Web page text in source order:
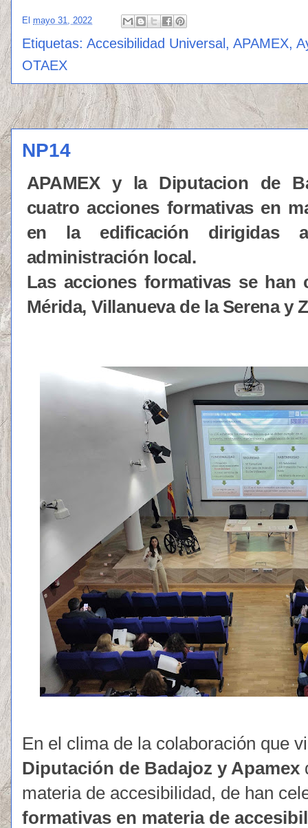
El mayo 31, 2022
Etiquetas: Accesibilidad Universal , APAMEX,
OTAEX
NP14
APAMEX y la Diputacion de
cuatro acciones formativas en
en la edificación dirigidas
administración local.
Las acciones formativas se han
Mérida, Villanueva de la Serena y
En el clima de la colaboración que
Diputación de Badajoz y Apamex
materia de accesibilidad, de han
formativas en materia de